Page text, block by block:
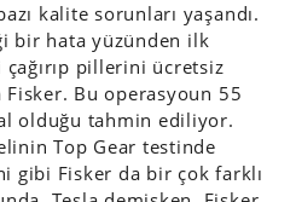
kalite sorunları yaşandı.
bir hata yüzünden ilk
çağırıp pillerini ücretsiz
Bu operasyoun 55
olduğu tahmin ediliyor.
Top Gear testinde
gibi Fisker da bir çok farklı